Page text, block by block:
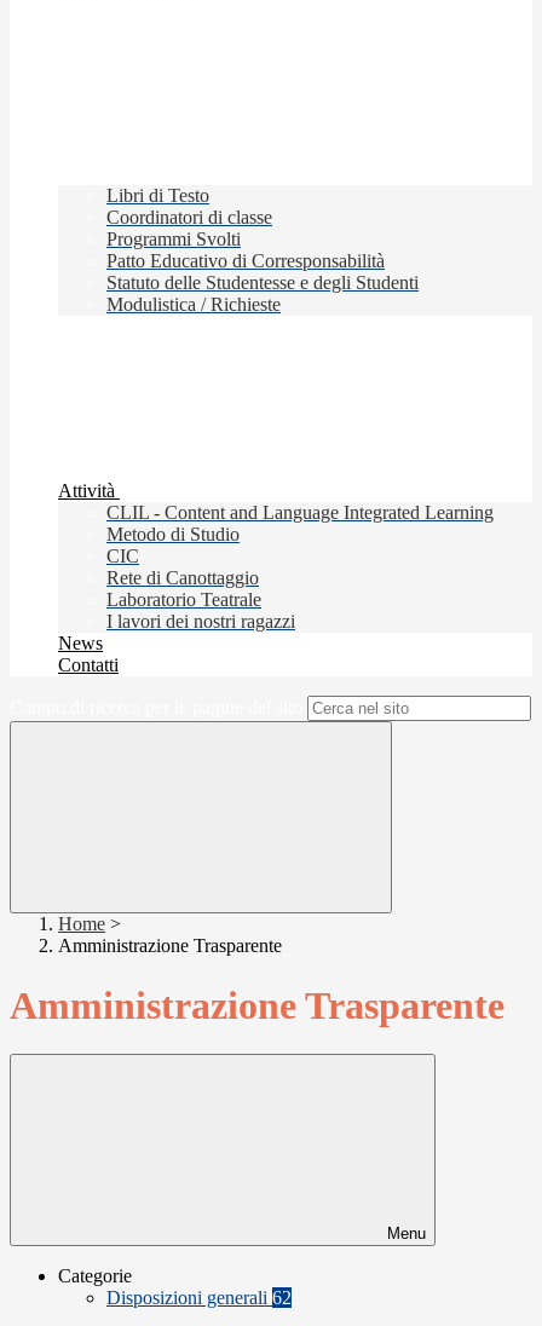
Libri di Testo
Coordinatori di classe
Programmi Svolti
Patto Educativo di Corresponsabilità
Statuto delle Studentesse e degli Studenti
Modulistica / Richieste
Attività
CLIL - Content and Language Integrated Learning
Metodo di Studio
CIC
Rete di Canottaggio
Laboratorio Teatrale
I lavori dei nostri ragazzi
News
Contatti
Home >
Amministrazione Trasparente
Amministrazione Trasparente
Menu
Categorie
Disposizioni generali 62